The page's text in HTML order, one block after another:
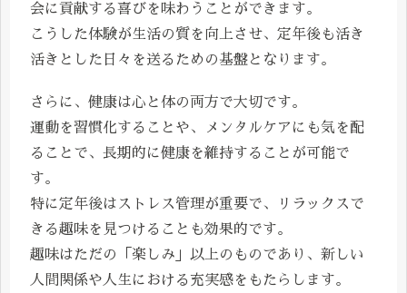
会に貢献する喜びを味わうことができます。
こうした体験が生活の質を向上させ、定年後も活き
活きとした日々を送るための基盤となります。
さらに、健康は心と体の両方で大切です。
運動を習慣化することや、メンタルケアにも気を配
ることで、長期的に健康を維持することが可能で
す。
特に定年後はストレス管理が重要で、リラックスで
きる趣味を見つけることも効果的です。
趣味はただの「楽しみ」以上のものであり、新しい
人間関係や人生における充実感をもたらします。